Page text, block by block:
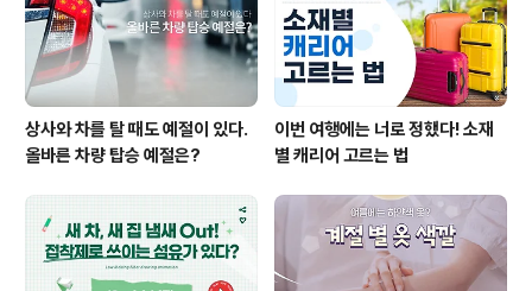
상사와 차를 탈 때도 예절이 있다.
올바른 차량 탑승 예절은?
이번 여행에는 너로 정했다! 소재
별 캐리어 고르는 법